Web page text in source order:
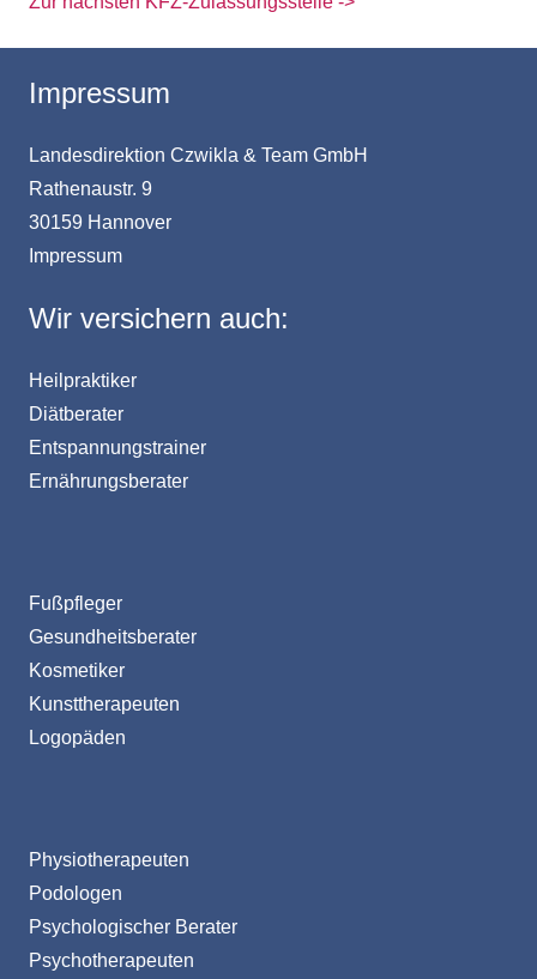
Impressum
Landesdirektion Czwikla & Team GmbH
Rathenaustr. 9
30159 Hannover
Impressum
Wir versichern auch:
Heilpraktiker
Diätberater
Entspannungstrainer
Ernährungsberater
Fußpfleger
Gesundheitsberater
Kosmetiker
Kunsttherapeuten
Logopäden
Physiotherapeuten
Podologen
Psychologischer Berater
Psychotherapeuten